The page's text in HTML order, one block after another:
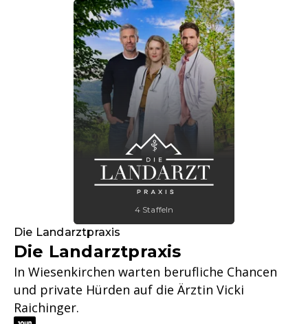
4 Staffeln
Die Landarztpraxis
Die Landarztpraxis
In Wiesenkirchen warten berufliche Chancen
und private Hürden auf die Ärztin Vicki
Raichinger.